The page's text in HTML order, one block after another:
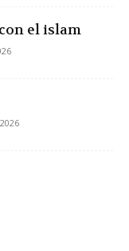
el islam